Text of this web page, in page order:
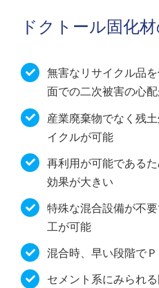
ドクトール固化
無害なリサイクル品
面での二次被害の心
産業廃棄物でなく残
イクルが可能
再利用が可能である
効果が大きい
特殊な混合設備が不
工が可能
混合時、早い段階で
セメント系にみられ